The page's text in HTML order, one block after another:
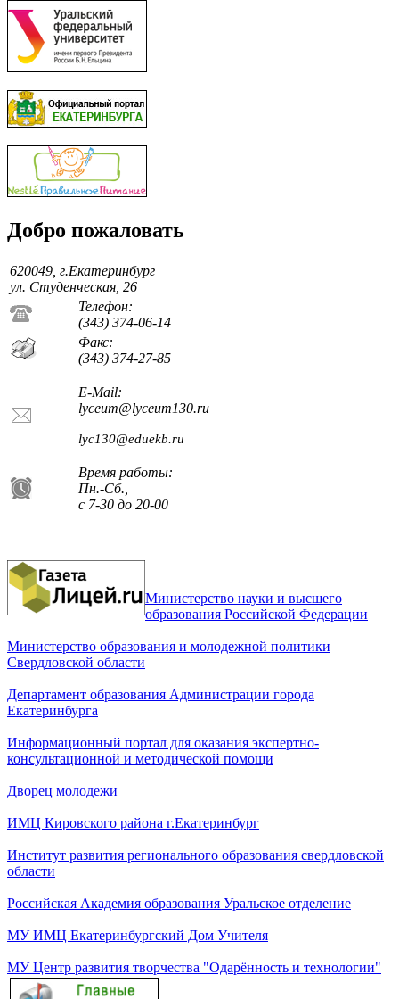
Добро пожаловать
620049, г.Екатеринбург
ул. Студенческая, 26
Телефон:
(343) 374-06-14
Факс:
(343) 374-27-85
E-Mail:
lyceum@lyceum130.ru
lyc130@eduekb.ru
Время работы:
Пн.-Сб.,
с 7-30 до 20-00
Министерство науки и высшего
образования Российской Федерации
Министерство образования и молодежной политики
Свердловской области
Департамент образования Администрации города
Екатеринбурга
Информационный портал для оказания экспертно-
консультационной и методической помощи
Дворец молодежи
ИМЦ Кировского района г.Екатеринбург
Институт развития регионального образования свердловской
области
Российская Академия образования Уральское отделение
МУ ИМЦ Екатеринбургский Дом Учителя
МУ Центр развития творчества "Одарённость и технологии"